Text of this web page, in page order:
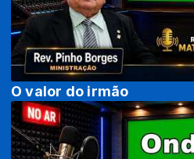
O valor do irmão